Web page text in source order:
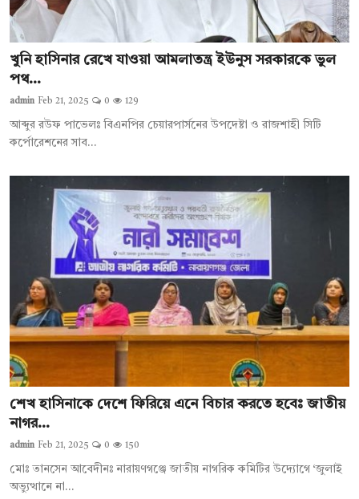
খুনি হাসিনার রেখে যাওয়া আমলাতন্ত্র ইউনুস সরকারকে ভুল
পথ...
admin Feb 21, 2025 0 129
আব্দুর রউফ পাভেলঃ বিএনপির চেয়ারপার্সনের উপদেষ্টা ও রাজশাহী সিটি
কর্পোরেশনের সাব...
শেখ হাসিনাকে দেশে ফিরিয়ে এনে বিচার করতে হবেঃ জাতীয়
নাগর...
admin Feb 21, 2025 0 150
মোঃ তানসেন আবেদীনঃ নারায়ণগঞ্জে জাতীয় নাগরিক কমিটির উদ্যোগে ‘জুলাই
অভ্যুত্থানে না...